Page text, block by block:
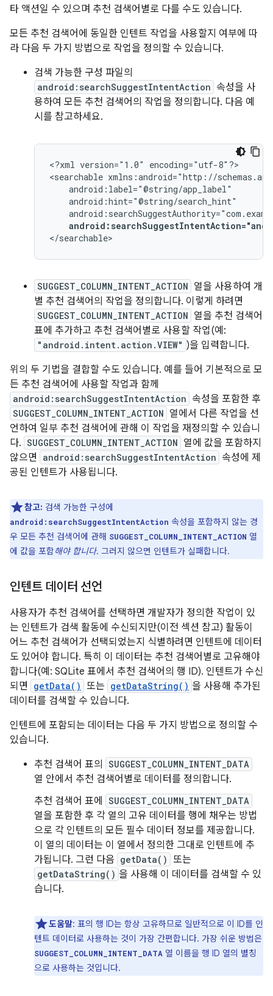
타 액션일 수 있으며 추천 검색어별로 다를 수도 있습니다.
모든 추천 검색어에 동일한 인텐트 작업을 사용할지 여부에 따
라 다음 두 가지 방법으로 작업을 정의할 수 있습니다.
검색 가능한 구성 파일의
android:searchSuggestIntentAction 속성을 사
용하여 모든 추천 검색어의 작업을 정의합니다. 다음 예
시를 참고하세요.
<?xml version="1.0"
encoding="utf-8"?>
<searchable
</searchable>
SUGGEST_COLUMN_INTENT_ACTION 열을 사용하여 개
별 추천 검색어의 작업을 정의합니다. 이렇게 하려면
SUGGEST_COLUMN_INTENT_ACTION 열을 추천 검색어
표에 추가하고 추천 검색어별로 사용할 작업(예:
"android.intent.action.VIEW" )을 입력합니다.
위의 두 기법을 결합할 수도 있습니다. 예를 들어 기본적으로 모
든 추천 검색어에 사용할 작업과 함께
android:searchSuggestIntentAction 속성을 포함한 후
SUGGEST_COLUMN_INTENT_ACTION 열에서 다른 작업을 선
언하여 일부 추천 검색어에 관해 이 작업을 재정의할 수 있습니
다. SUGGEST_COLUMN_INTENT_ACTION 열에 값을 포함하지
않으면
android:searchSuggestIntentAction 속성에 제
공된 인텐트가 사용됩니다.
참고: 검색 가능한 구성에
android:searchSuggestIntentAction 속성을 포함하지 않는 경
우 모든 추천 검색어에 관해 SUGGEST_COLUMN_INTENT_ACTION 열
에 값을 포함해야 합니다. 그러지 않으면 인텐트가 실패합니다.
인텐트 데이터 선언
사용자가 추천 검색어를 선택하면 개발자가 정의한 작업이 있
는 인텐트가 검색 활동에 수신되지만(이전 섹션 참고) 활동이
어느 추천 검색어가 선택되었는지 식별하려면 인텐트에 데이터
도 있어야 합니다. 특히 이 데이터는 추천 검색어별로 고유해야
합니다(예: SQLite 표에서 추천 검색어의 행 ID). 인텐트가 수신
되면
getData() 또는 getDataString() 을 사용해 추가된
데이터를 검색할 수 있습니다.
인텐트에 포함되는 데이터는 다음 두 가지 방법으로 정의할 수
있습니다.
추천 검색어 표의
SUGGEST_COLUMN_INTENT_DATA
열 안에서 추천 검색어별로 데이터를 정의합니다.
추천 검색어 표에
SUGGEST_COLUMN_INTENT_DATA
열을 포함한 후 각 열의 고유 데이터를 행에 채우는 방법
으로 각 인텐트의 모든 필수 데이터 정보를 제공합니다.
이 열의 데이터는 이 열에서 정의한 그대로 인텐트에 추
가됩니다. 그런 다음 getData() 또는
getDataString() 을 사용해 이 데이터를 검색할 수 있
습니다.
도움말: 표의 행 ID는 항상 고유하므로 일반적으로 이 ID를 인
텐트 데이터로 사용하는 것이 가장 간편합니다. 가장 쉬운 방법은
SUGGEST_COLUMN_INTENT_DATA 열 이름을 행 ID 열의 별칭
으로 사용하는 것입니다.